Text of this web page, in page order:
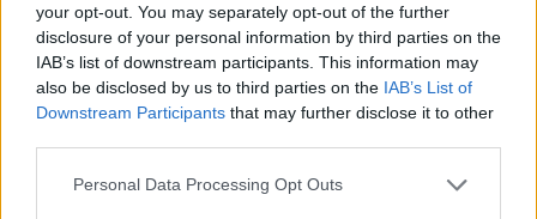
your opt-out. You may separately opt-out of the further
disclosure of your personal information by third parties on the
IAB’s list of downstream participants. This information may
also be disclosed by us to third parties on the IAB’s List of
Downstream Participants that may further disclose it to other
Personal Data Processing Opt Outs